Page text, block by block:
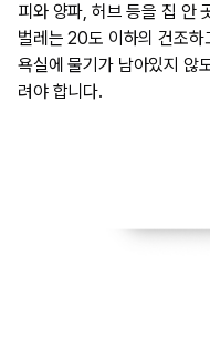
피와 양파, 허브 등을 집 안
벌레는 20도 이하의 건조
욕실에 물기가 남아있지 않
려야 합니다.